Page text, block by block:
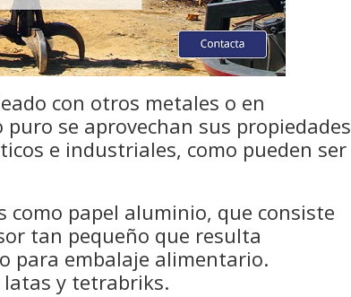
con otros metales o en
se aprovechan sus propiedades
e industriales, como pueden ser
como papel aluminio, que consiste
tan pequeño que resulta
para embalaje alimentario.
latas y tetrabriks.